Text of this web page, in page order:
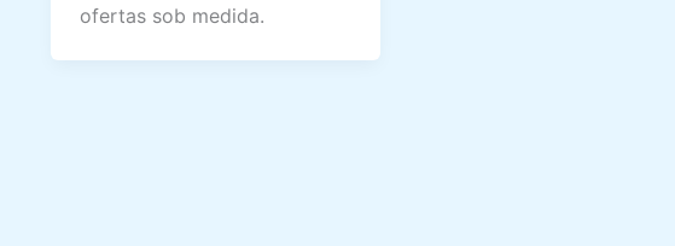
ofertas sob medida.